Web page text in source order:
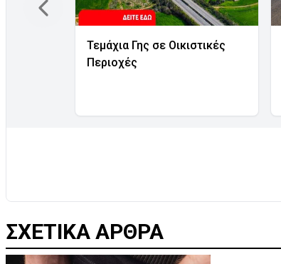
Τεμάχια Γης σε Οικιστικές
Περιοχές
ΣΧΕΤΙΚΑ ΑΡΘΡΑ